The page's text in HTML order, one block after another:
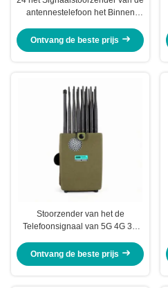
antennestelefoon het Binnen
GPS
Ontvang de beste prijs
Stoorzender van het de
Telefoonsignaal van 5G 4G 3G
Volledige Banden met
ONDERDOMPELINGSschakelaar
Ontvang de beste prijs